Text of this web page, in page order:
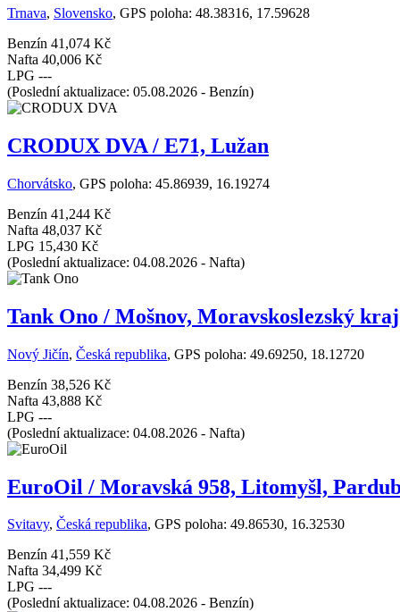
Trnava, Slovensko, GPS poloha: 48.38316, 17.59628
Benzín 41,074 Kč
Nafta 40,006 Kč
LPG ---
(Poslední aktualizace: 05.08.2026 - Benzín)
CRODUX DVA / E71, Lužan
Chorvátsko, GPS poloha: 45.86939, 16.19274
Benzín 41,244 Kč
Nafta 48,037 Kč
LPG 15,430 Kč
(Poslední aktualizace: 04.08.2026 - Nafta)
Tank Ono / Mošnov, Moravskoslezský kraj
Nový Jičín, Česká republika, GPS poloha: 49.69250, 18.12720
Benzín 38,526 Kč
Nafta 43,888 Kč
LPG ---
(Poslední aktualizace: 04.08.2026 - Nafta)
EuroOil / Moravská 958, Litomyšl,
Svitavy, Česká republika, GPS poloha: 49.86530, 16.32530
Benzín 41,559 Kč
Nafta 34,499 Kč
LPG ---
(Poslední aktualizace: 04.08.2026 - Benzín)